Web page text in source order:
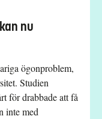
nu
ögonproblem,
Studien
för drabbade att få
inte med